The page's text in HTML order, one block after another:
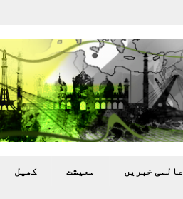
عالمی خبريں معيشت کھيل